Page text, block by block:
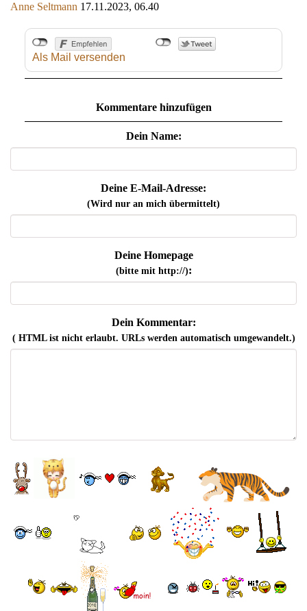
Anne Seltmann 17.11.2023, 06.40
Als Mail versenden
Kommentare hinzufügen
Dein Name:
Deine E-Mail-Adresse:
(Wird nur an mich übermittelt)
Deine Homepage
(bitte mit http://):
Dein Kommentar:
( HTML ist nichterlaubt. URLs werden automatisch umgewandelt.)